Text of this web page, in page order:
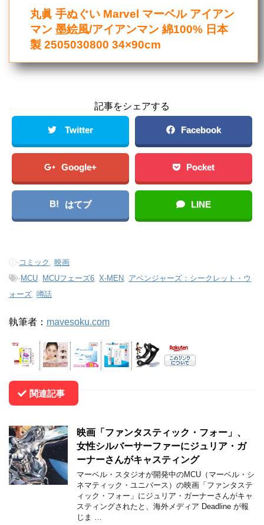
丸眞 手ぬぐい Marvel マーベル アイアン
マン 墨絵風/アイアンマン 綿100% 日本
製 2505030800 34×90cm
記事をシェアする
Twitter Facebook
Google+ Pocket
B! はてブ LINE
-コミック 映画
-MCU MCUフェーズ6 X-MEN アベンジャーズ：シークレット・ウ
ォーズ 噂話
執筆者： mavesoku.com
関連記事
映画「ファンタスティック・フォー」、
女性シルバーサーファーにジュリア・ガ
ーナーさんがキャスティング
マーベル・スタジオが開発中のMCU（マーベル・シ
ネマティック・ユニバース）の映画「ファンタステ
ィック・フォー」にジュリア・ガーナーさんがキャ
スティングされたと、海外メディア Deadline が報
じま …